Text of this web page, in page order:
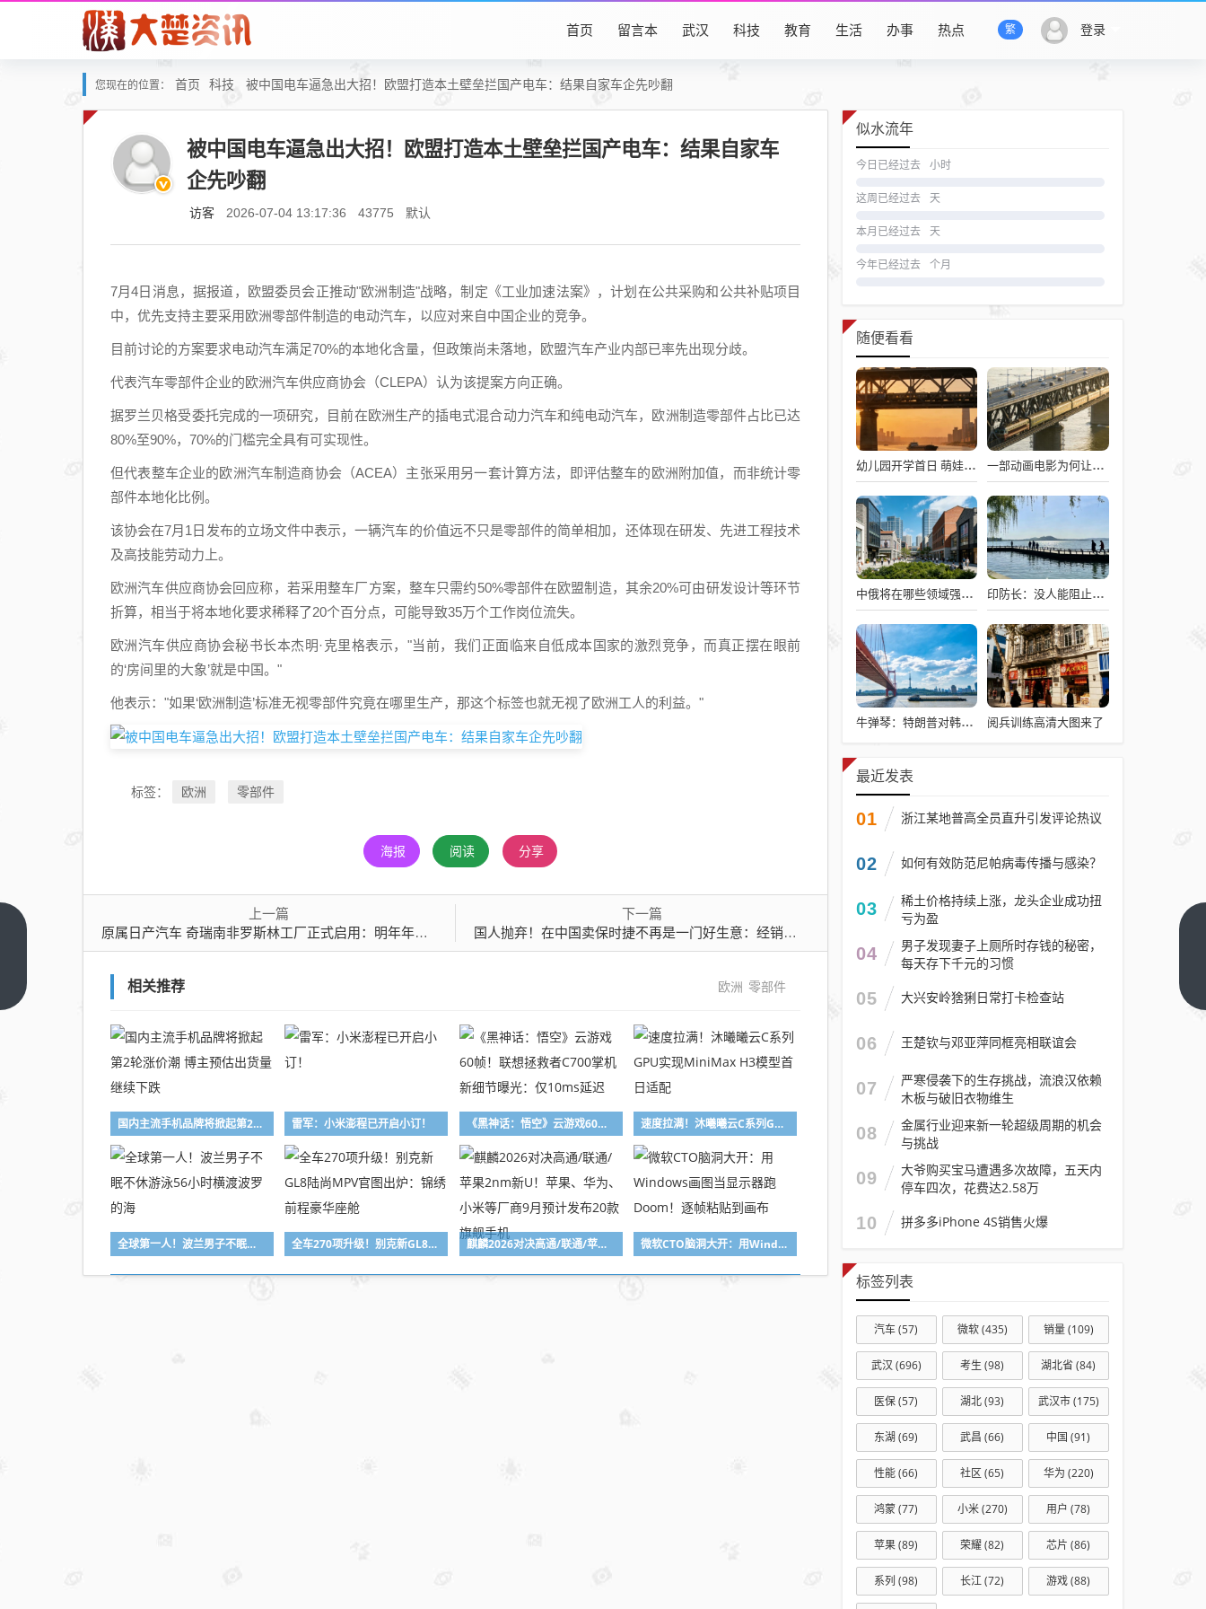
登录
繁
首页 留言本 武汉 科技 教育 生活 办事 热点
您现在的位置： 首页 科技 被中国电车逼急出大招！欧盟打造本土壁垒拦国产电车：结果自家车企先吵翻
被中国电车逼急出大招！欧盟打造本土壁垒拦国产电车：结果自家车
企先吵翻
访客 2026-07-04 13:17:36 43775 默认
7月4日消息，据报道，欧盟委员会正推动"欧洲制造"战略，制定《工业加速法案》，计划在公共采购和公共补贴项目
中，优先支持主要采用欧洲零部件制造的电动汽车，以应对来自中国企业的竞争。
目前讨论的方案要求电动汽车满足70%的本地化含量，但政策尚未落地，欧盟汽车产业内部已率先出现分歧。
代表汽车零部件企业的欧洲汽车供应商协会（CLEPA）认为该提案方向正确。
据罗兰贝格受委托完成的一项研究，目前在欧洲生产的插电式混合动力汽车和纯电动汽车，欧洲制造零部件占比已达
80%至90%，70%的门槛完全具有可实现性。
但代表整车企业的欧洲汽车制造商协会（ACEA）主张采用另一套计算方法，即评估整车的欧洲附加值，而非统计零
部件本地化比例。
该协会在7月1日发布的立场文件中表示，一辆汽车的价值远不只是零部件的简单相加，还体现在研发、先进工程技术
及高技能劳动力上。
欧洲汽车供应商协会回应称，若采用整车厂方案，整车只需约50%零部件在欧盟制造，其余20%可由研发设计等环节
折算，相当于将本地化要求稀释了20个百分点，可能导致35万个工作岗位流失。
欧洲汽车供应商协会秘书长本杰明·克里格表示，"当前，我们正面临来自低成本国家的激烈竞争，而真正摆在眼前
的‘房间里的大象’就是中国。"
他表示："如果‘欧洲制造’标准无视零部件究竟在哪里生产，那这个标签也就无视了欧洲工人的利益。"
标签： 欧洲 零部件
海报 阅读 分享
上一篇
原属日产汽车 奇瑞南非罗斯林工厂正式启用：明年年中投产
下一篇
国人抛弃！在中国卖保时捷不再是一门好生意：经销商卖一辆亏七八万
相关推荐 欧洲 零部件
国内主流手机品牌将掀起第2轮涨价潮 博主预估出货量继续下跌 雷军：小米澎程已开启小订！ 《黑神话：悟空》云游戏60帧！联想拯救者C700掌机新细节曝光：仅10ms延迟 速度拉满！沐曦曦云C系列GPU实现MiniMax H3模型首日适配
全球第一人！波兰男子不眠不休游泳56小时横渡波罗的海 全车270项升级！别克新GL8陆尚MPV官图出炉：锦绣前程豪华座舱 麒麟2026对决高通/联通/苹果2nm新U！苹果、华为、小米等厂商9月预计发布20款旗舰手机 微软CTO脑洞大开：用Windows画图当显示器跑Doom！逐帧粘贴到画布
似水流年
今日已经过去 小时
这周已经过去 天
本月已经过去 天
今年已经过去 个月
随便看看
幼儿园开学首日 萌娃与爷爷难舍难分 一部动画电影为何让打工人集体破防
中俄将在哪些领域强化合作 印防长：没人能阻止我们成世界强国
牛弹琴：特朗普对韩国提了非分要求 阅兵训练高清大图来了
最近发表
01 浙江某地普高全员直升引发评论热议
02 如何有效防范尼帕病毒传播与感染？
03
稀土价格持续上涨，龙头企业成功扭
亏为盈
04
男子发现妻子上厕所时存钱的秘密，
每天存下千元的习惯
05 大兴安岭猞猁日常打卡检查站
06 王楚钦与邓亚萍同框亮相联谊会
07
严寒侵袭下的生存挑战，流浪汉依赖
木板与破旧衣物维生
08
金属行业迎来新一轮超级周期的机会
与挑战
09
大爷购买宝马遭遇多次故障，五天内
停车四次，花费达2.58万
10 拼多多iPhone 4S销售火爆
标签列表
汽车(57) 微软(435) 销量(109)
武汉 (696) 考生 (98) 湖北省 (84)
医保(57) 湖北(93) 武汉市(175)
东湖 (69) 武昌 (66) 中国 (91)
性能(66) 社区 (65) 华为 (220)
鸿蒙(77) 小米(270) 用户 (78)
苹果(89) 荣耀(82) 芯片 (86)
系列 (98) 长江(72) 游戏(88)